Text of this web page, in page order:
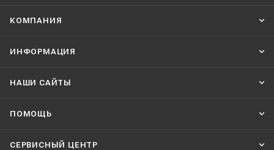
КОМПАНИЯ
ИНФОРМАЦИЯ
НАШИ CАЙТЫ
ПОМОЩЬ
СЕРВИСНЫЙ ЦЕНТР